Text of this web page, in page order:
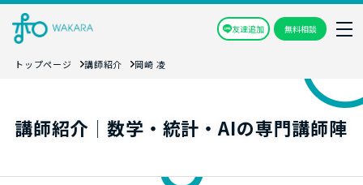
友達追加 無料相談
トップページ 講師紹介 岡崎 凌
講師紹介│数学・統計・AIの専門講師陣